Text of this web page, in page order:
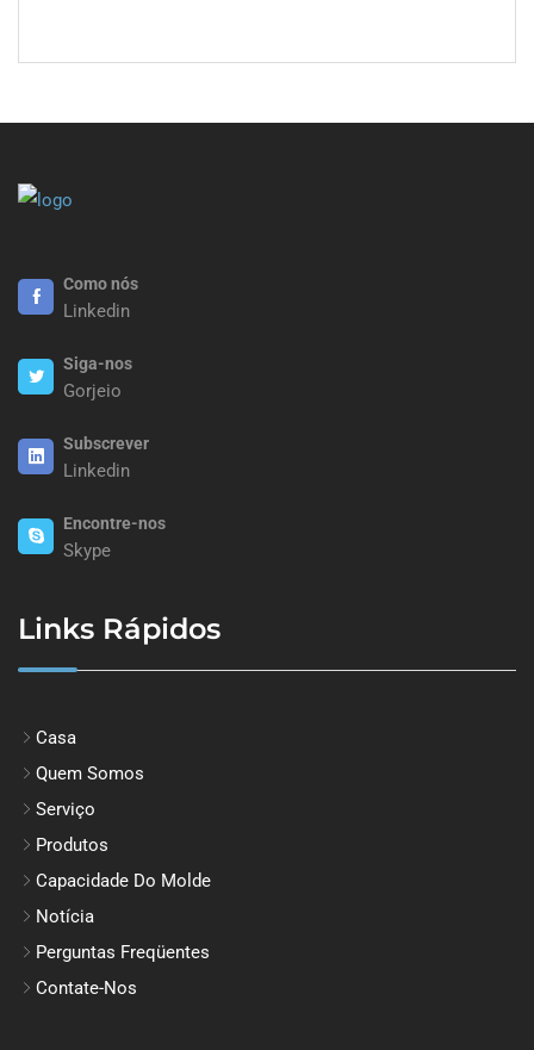
Como nós
Linkedin
Siga-nos
Gorjeio
Subscrever
Linkedin
Encontre-nos
Skype
Links Rápidos
Casa
Quem Somos
Serviço
Produtos
Capacidade Do Molde
Notícia
Perguntas Freqüentes
Contate-Nos